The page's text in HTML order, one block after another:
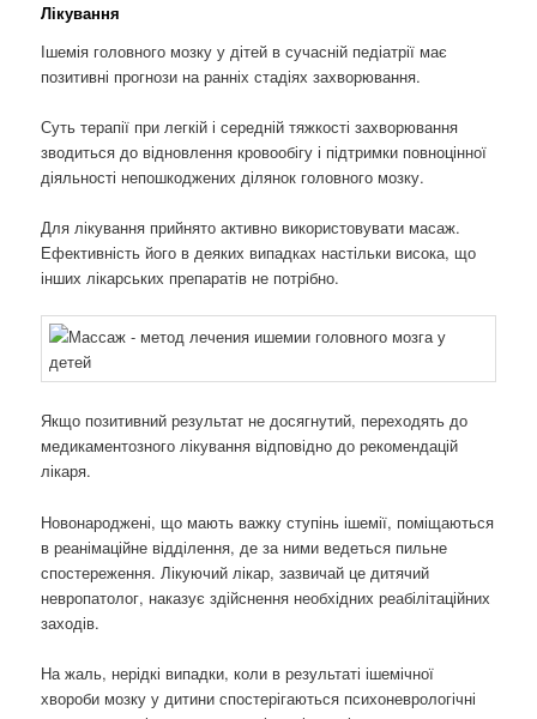
Лікування
Ішемія головного мозку у дітей в сучасній педіатрії має
позитивні прогнози на ранніх стадіях захворювання.
Суть терапії при легкій і середній тяжкості захворювання
зводиться до відновлення кровообігу і підтримки повноцінної
діяльності непошкоджених ділянок головного мозку.
Для лікування прийнято активно використовувати масаж.
Ефективність його в деяких випадках настільки висока, що
інших лікарських препаратів не потрібно.
Якщо позитивний результат не досягнутий, переходять до
медикаментозного лікування відповідно до рекомендацій
лікаря.
Новонароджені, що мають важку ступінь ішемії, поміщаються
в реанімаційне відділення, де за ними ведеться пильне
спостереження. Лікуючий лікар, зазвичай це дитячий
невропатолог, наказує здійснення необхідних реабілітаційних
заходів.
На жаль, нерідкі випадки, коли в результаті ішемічної
хвороби мозку у дитини спостерігаються психоневрологічні